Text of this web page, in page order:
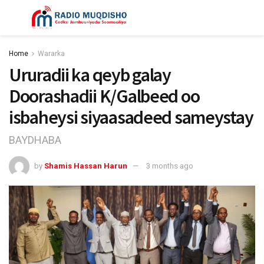
Home Wararka
Ururadii ka qeyb galay
Doorashadii K/Galbeed oo
isbaheysi siyaasadeed sameystay
BAYDHABA
by Shamis Hassan Harun 3 months ago